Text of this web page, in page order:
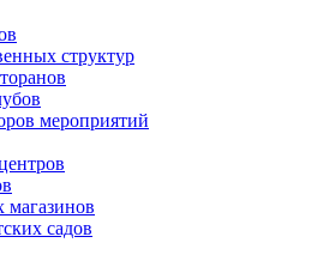
структур
мероприятий
магазинов
садов